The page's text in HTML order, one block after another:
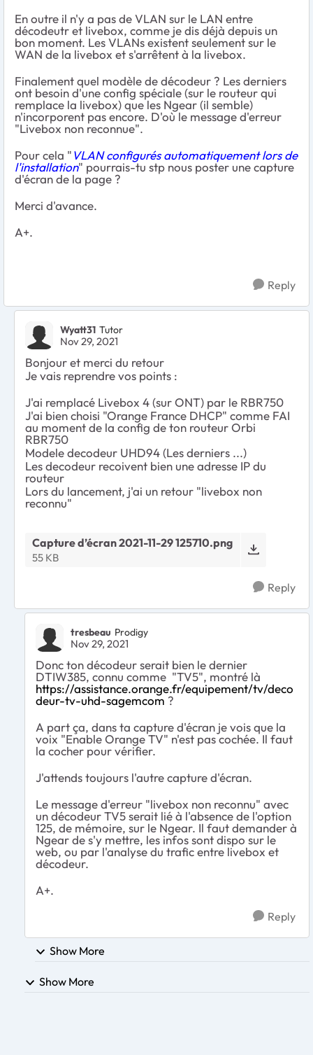
En outre il n'y a pas de VLAN sur le LAN entre
décodeutr et livebox, comme je dis déjà depuis un
bon moment. Les VLANs existent seulement sur le
WAN de la livebox et s'arrêtent à la livebox.
Finalement quel modèle de décodeur ? Les derniers
ont besoin d'une config spéciale (sur le routeur qui
remplace la livebox) que les Ngear (il semble)
n'incorporent pas encore. D'où le message d'erreur
"Livebox non reconnue".
Pour cela "VLAN configurés automatiquement lors de
l'installation" pourrais-tu stp nous poster une capture
d'écran de la page ?
Merci d'avance.
A+.
Reply
Wyatt31 Tutor
Nov 29, 2021
Bonjour et merci du retour
Je vais reprendre vos points :
J'ai remplacé Livebox 4 (sur ONT) par le RBR750
J'ai bien choisi "Orange France DHCP" comme FAI
au moment de la config de ton routeur Orbi
RBR750
Modele decodeur UHD94 (Les derniers ...)
Les decodeur recoivent bien une adresse IP du
routeur
Lors du lancement, j'ai un retour "livebox non
reconnu"
Capture d’écran 2021-11-29 125710.png
55 KB
Reply
tresbeau Prodigy
Nov 29, 2021
Donc ton décodeur serait bien le dernier
DTIW385, connu comme "TV5", montré là
https://assistance.orange.fr/equipement/tv/deco
deur-tv-uhd-sagemcom ?
A part ça, dans ta capture d'écran je vois que la
voix "Enable Orange TV" n'est pas cochée. Il faut
la cocher pour vérifier.
J'attends toujours l'autre capture d'écran.
Le message d'erreur "livebox non reconnu" avec
un décodeur TV5 serait lié à l'absence de l'option
125, de mémoire, sur le Ngear. Il faut demander à
Ngear de s'y mettre, les infos sont dispo sur le
web, ou par l'analyse du trafic entre livebox et
décodeur.
A+.
Reply
Show More
Show More